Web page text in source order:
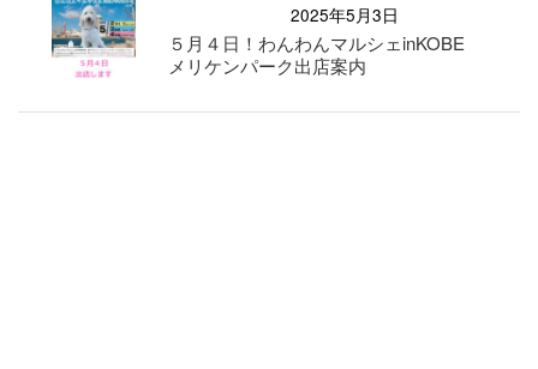
2025年5月3日
５月４日！わんわんマルシェinKOBE
メリケンパーク出店案内